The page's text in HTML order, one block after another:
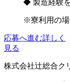
◆ 製造経験
※寮利用の場
応募へ進む詳しく
見る
株式会社辻総合ク